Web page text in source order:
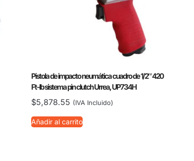
Pistola de impacto neumática cuadro de 1/2″ 420
Ft-lb sistema pin clutch Urrea, UP734H
$5,878.55 (IVA Incluido)
Añadir al carrito